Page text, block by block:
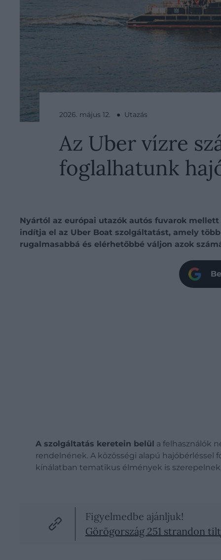
2026. május 12. ● Utazás
Az Uber vízre
foglalhatunk
Nyártól az európai utazók autós fuvarok
indítja el az Uber Boat szolgáltatást, amely
rugalmasabbá és elérhetőbbé váljon azok
A szolgáltatás keretein belül a felhasználók
rendelnének. A közösségi alapú hajóbérléssel
kínálatban tematikus élmények is
Figyelmedbe ajánljuk!
Görögország 251 strandon